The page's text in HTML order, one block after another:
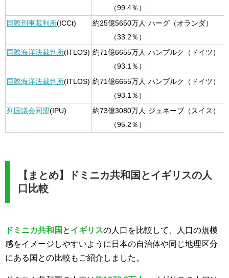
（99.4％）
国際刑事裁判所(ICCt)
約25億5650万人
（33.2％）
ハーグ（オランダ）
国際海洋法裁判所(ITLOS) 約71億6655万人
（93.1％）
ハンブルク（ドイツ）
国際海洋法裁判所(ITLOS) 約71億6655万人
（93.1％）
ハンブルク（ドイツ）
列国議会同盟(IPU)
約73億3080万人
（95.2％）
ジュネーブ（スイス）
【まとめ】ドミニカ共和国とイギリスの人
口比較
ドミニカ共和国 と イギリスの人口を比較して、人口の規模
感をイメージしやすいように日本の自治体や同じ地理区分
にある国との比較もご紹介しました。